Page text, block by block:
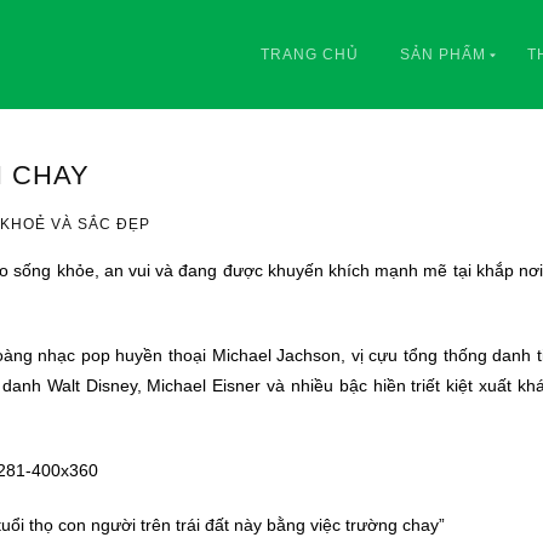
TRANG CHỦ SẢN PHẨM
CHAY
VÀ SẮC ĐẸP
sống khỏe, an vui và đang được khuyến khích mạnh mẽ tại khắp
nhạc pop huyền thoại Michael Jachson, vị cựu tổng thống danh
Walt Disney, Michael Eisner và nhiều bậc hiền triết kiệt xuất
thọ con người trên trái đất này bằng việc trường chay”